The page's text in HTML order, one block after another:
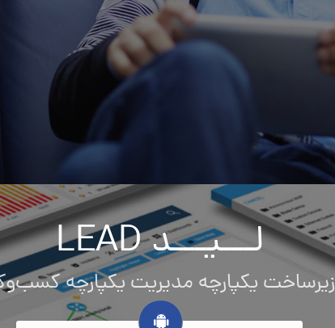
لـــیـــد LEAD
زیرساخت یکپارچه مدیریت یکپارچه